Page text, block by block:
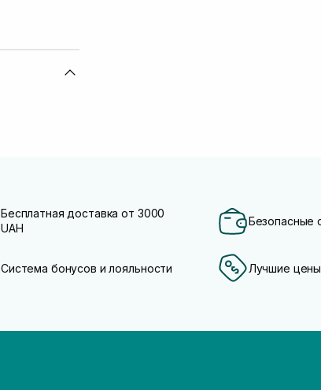
Бесплатная доставка от 3000
UAH
Безопасные
Система бонусов и лояльности Лучшие